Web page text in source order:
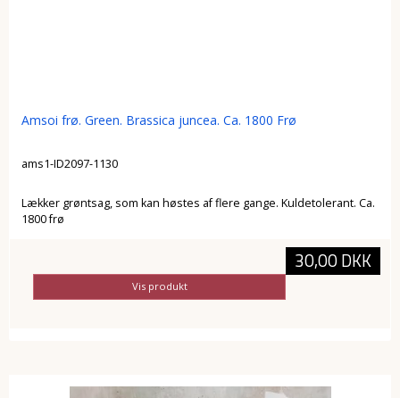
Amsoi frø. Green. Brassica juncea. Ca. 1800 Frø
ams1-ID2097-1130
Lækker grøntsag, som kan høstes af flere gange. Kuldetolerant. Ca.
1800 frø
30,00 DKK
Vis produkt